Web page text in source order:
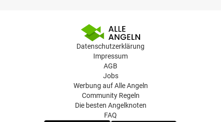
Datenschutzerklärung
Impressum
AGB
Jobs
Werbung auf Alle Angeln
Community Regeln
Die besten Angelknoten
FAQ